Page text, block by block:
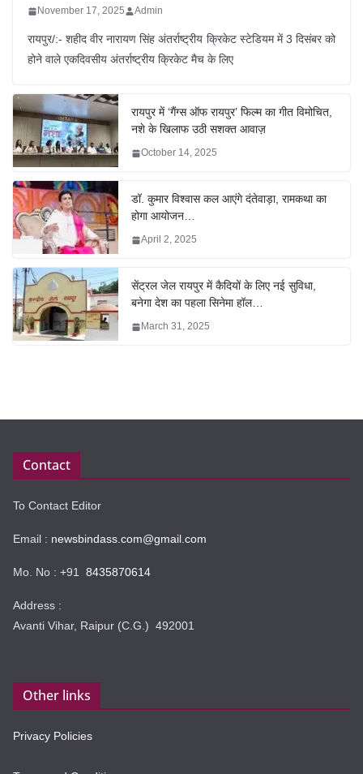
November 17, 2025 Admin
रायपुर/:- शहीद वीर नारायण सिंह अंतर्राष्ट्रीय क्रिकेट स्टेडियम में 3 दिसंबर को
होने वाले एकदिवसीय अंतर्राष्ट्रीय क्रिकेट मैच के लिए
रायपुर में ‘गैंग्स ऑफ रायपुर’ फिल्म का गीत विमोचित,
नशे के खिलाफ उठी सशक्त आवाज़
October 14, 2025
डॉ. कुमार विश्वास कल आएंगे दंतेवाड़ा, रामकथा का
होगा आयोजन…
April 2, 2025
सेंट्रल जेल रायपुर में कैदियों के लिए नई सुविधा,
बनेगा देश का पहला सिनेमा हॉल…
March 31, 2025
Contact
To Contact Editor
Email : newsbindass.com@gmail.com
Mo. No : +91 8435870614
Address :
Avanti Vihar, Raipur (C.G.) 492001
Other links
Privacy Policies